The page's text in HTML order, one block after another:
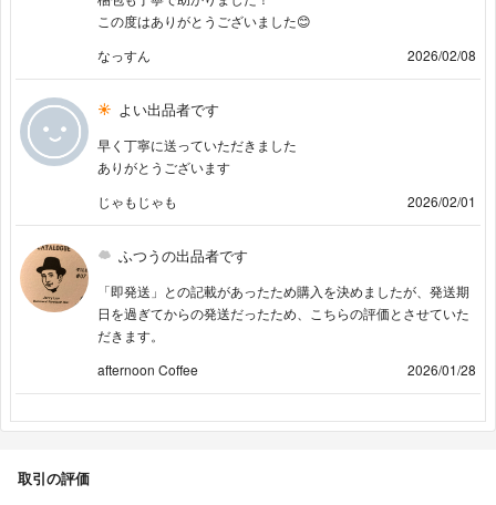
この度はありがとうございました😊
なっすん
2026/02/08
よい出品者です
早く丁寧に送っていただきました
ありがとうございます
じゃもじゃも
2026/02/01
ふつうの出品者です
「即発送」との記載があったため購入を決めましたが、発送期
日を過ぎてからの発送だったため、こちらの評価とさせていた
だきます。
afternoon Coffee
2026/01/28
取引の評価